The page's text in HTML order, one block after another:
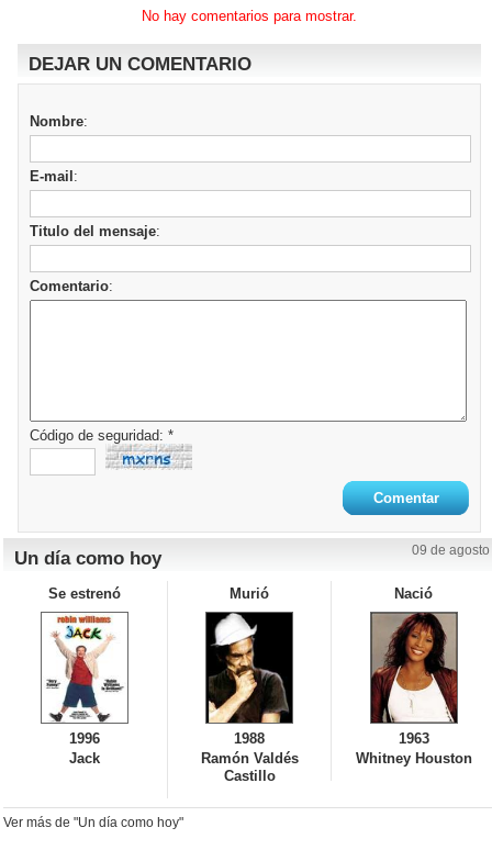
No hay comentarios para mostrar.
DEJAR UN COMENTARIO
Nombre:
E-mail :
Titulo del mensaje:
Comentario:
Código de seguridad: *
Un día como hoy 09 de agosto
Se estrenó
1996
Jack
Murió
1988
Ramón Valdés
Castillo
Nació
1963
Whitney Houston
Ver más de "Un día como hoy"